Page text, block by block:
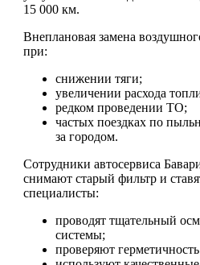
15 000 км.
Внеплановая замена
при:
снижении тяги;
увеличении расхода
редком проведении ТО;
частых поездках по
за городом.
Сотрудники автосервиса
снимают старый фильтр и
специалисты:
проводят тщательный
системы;
проверяют